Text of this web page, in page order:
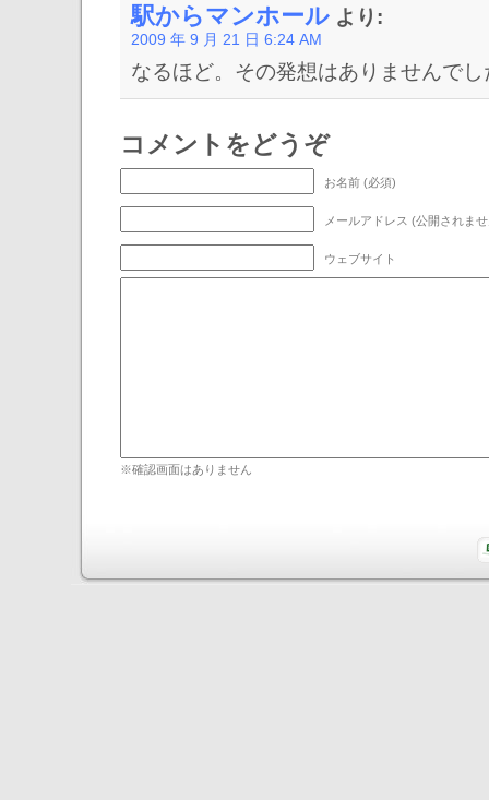
駅からマンホール より:
2009 年 9 月 21 日 6:24 AM
なるほど。その発想はありませんでし
コメントをどうぞ
お名前 (必須)
ウェブサイト
※確認画面はありません